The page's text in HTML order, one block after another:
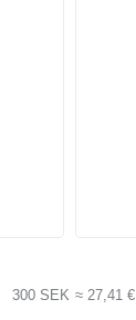
300 SEK ≈ 27,41 €